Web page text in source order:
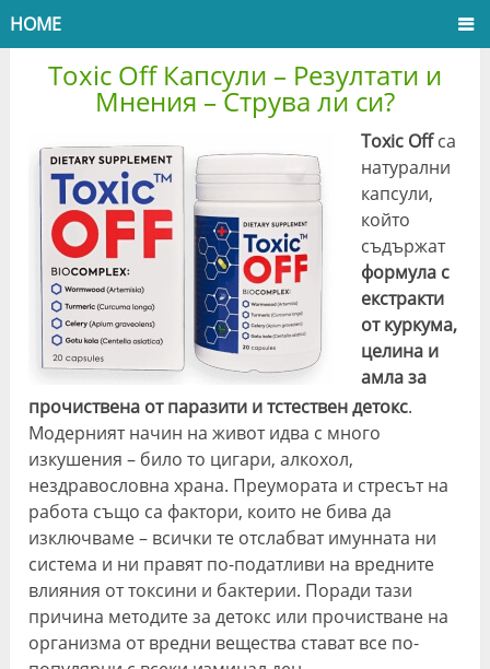
HOME
Toxic Off Капсули – Резултати и
Мнения – Струва ли си?
Toxic Offса
натурални
капсули,
който
съдържат
формула с
екстракти
от куркума,
целина и
амла за
прочиствена от паразити и тстествен детокс.
Модерният начин на живот идва с много
изкушения – било то цигари, алкохол,
нездравословна храна. Преумората и стресът на
работа също са фактори, които не бива да
изключваме – всички те отслабват имунната ни
система и ни правят по-податливи на вредните
влияния от токсини и бактерии. Поради тази
причина методите за детокс или прочистване на
организма от вредни вещества стават все по-